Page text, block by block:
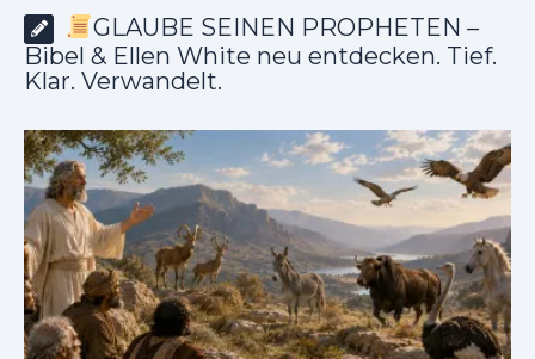
GLAUBE SEINEN PROPHETEN –
Bibel & Ellen White neu entdecken. Tief.
Klar. Verwandelt.